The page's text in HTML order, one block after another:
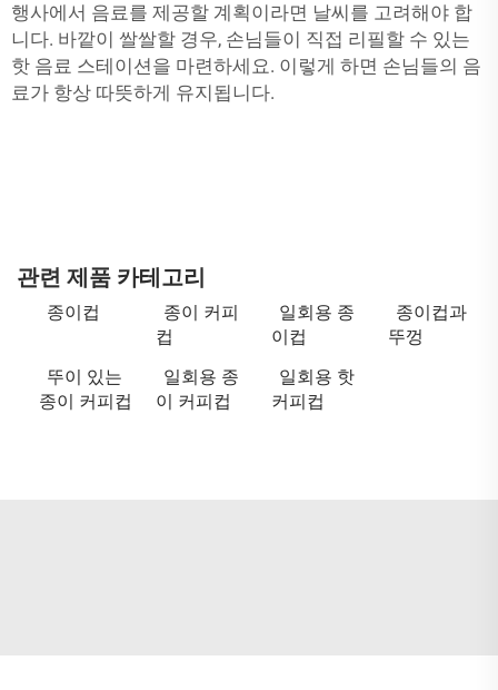
행사에서 음료를 제공할 계획이라면 날씨를 고려해야 합
니다. 바깥이 쌀쌀할 경우, 손님들이 직접 리필할 수 있는
핫 음료 스테이션을 마련하세요. 이렇게 하면 손님들의 음
료가 항상 따뜻하게 유지됩니다.
관련 제품 카테고리
종이컵
종이 커피
컵
일회용 종
이컵
종이컵과
뚜껑
뚜이 있는
종이 커피컵
일회용 종
이 커피컵
일회용 핫
커피컵